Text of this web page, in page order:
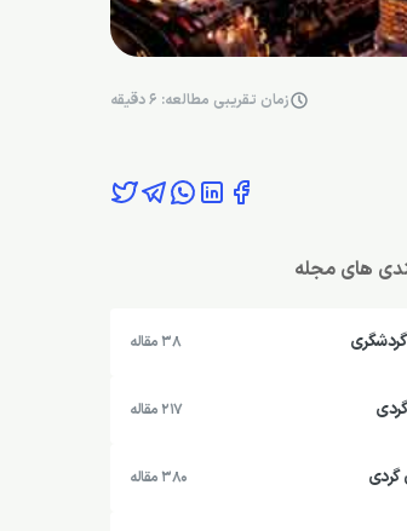
زمان تقریبی مطالعه: 6 دقیقه
های مجله
گردشگری 38 مقاله
217 مقاله
380 مقاله